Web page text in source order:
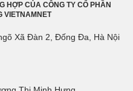
HỢP CỦA CÔNG TY CỔ PHẦN
VIETNAMNET
Xã Đàn 2, Đống Đa, Hà Nội